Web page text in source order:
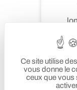
Ce site utilise
vous donne le
ceux que vous